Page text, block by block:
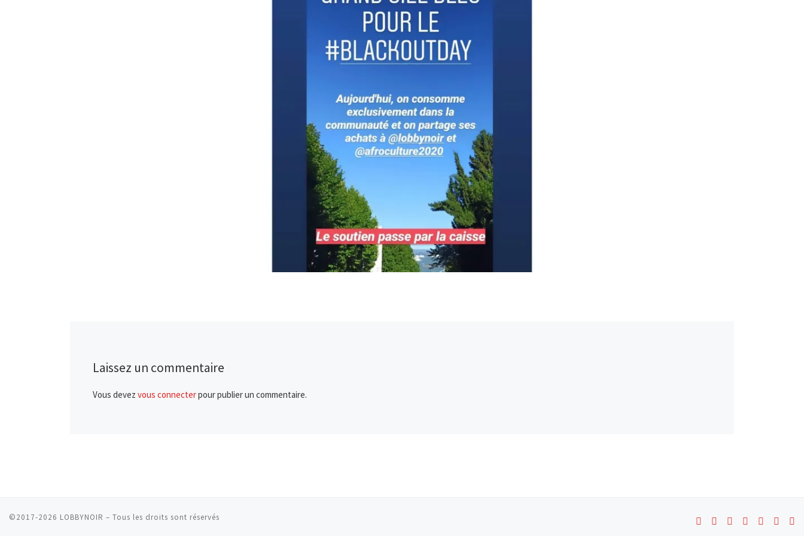
Laissez un commentaire
Vous devez vous connecterpour publier un commentaire.
©2017-2026 LOBBYNOIR – Tous les droits sont réservés